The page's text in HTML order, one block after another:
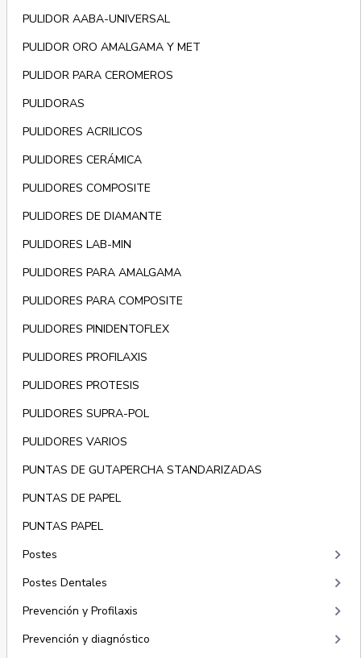
PULIDOR AABA-UNIVERSAL
PULIDOR ORO AMALGAMA Y MET
PULIDOR PARA CEROMEROS
PULIDORAS
PULIDORES ACRILICOS
PULIDORES CERÁMICA
PULIDORES COMPOSITE
PULIDORES DE DIAMANTE
PULIDORES LAB-MIN
PULIDORES PARA AMALGAMA
PULIDORES PARA COMPOSITE
PULIDORES PINIDENTOFLEX
PULIDORES PROFILAXIS
PULIDORES PROTESIS
PULIDORES SUPRA-POL
PULIDORES VARIOS
PUNTAS DE GUTAPERCHA STANDARIZADAS
PUNTAS DE PAPEL
PUNTAS PAPEL
Postes
keyboard_arrow_right
Postes Dentales keyboard_arrow_right
Prevención y Profilaxis keyboard_arrow_right
Prevención y diagnóstico keyboard_arrow_right